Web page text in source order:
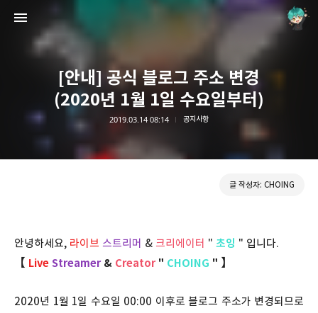
[안내] 공식 블로그 주소 변경
(2020년 1월 1일 수요일부터)
2019.03.14 08:14 공지사항
글 작성자: CHOING
안녕하세요, 라이브 스트리머 & 크리에이터 " 초잉 " 입니다.
【 Live Streamer& Creator" CHOING " 】
2020년 1월 1일 수요일 00:00 이후로 블로그 주소가 변경되므로
Choing´s Blog